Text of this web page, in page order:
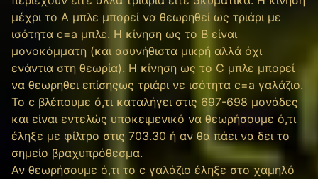
μέχρι το Α μπλε μπορεί να θεωρηθεί ως τριάρι με
ισότητα c=a μπλε. Η κίνηση ως το Β είναι
μονοκόμματη (και ασυνήθιστα μικρή αλλά όχι
ενάντια στη θεωρία). Η κίνηση ως το C μπλε μπορεί
να θεωρηθει επίσηςως τριάρι νε ισότητα c=a γαλάζιο.
Το c βλέπουμε ό,τι καταλήγει στις 697-698 μονάδες
και είναι εντελώς υποκειμενικό να θεωρήσουμε ό,τι
έληξε με φίλτρο στις 703.30 ή αν θα πάει να δει το
σημείο βραχυπρόθεσμα.
Αν θεωρήσουμε ό,τι το c γαλάζιο έληξε στο χαμηλό